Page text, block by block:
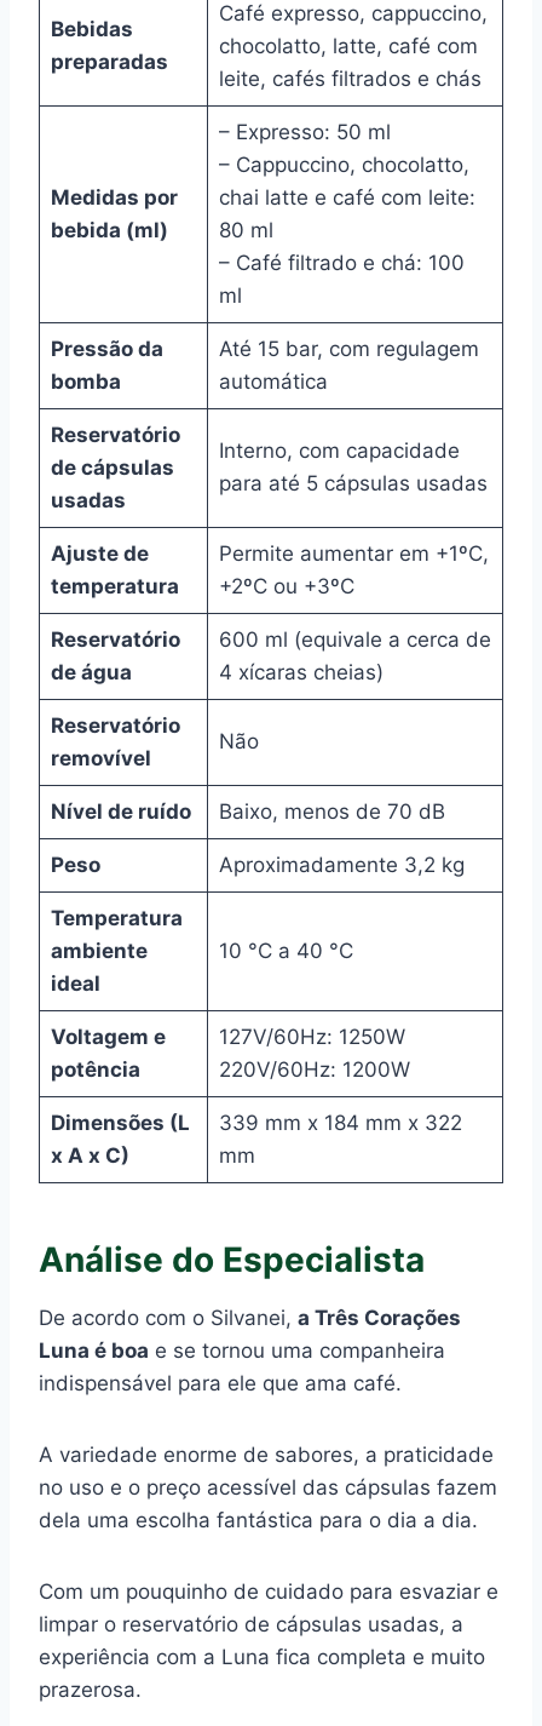
Bebidas
preparadas
Café expresso, cappuccino,
chocolatto, latte, café com
leite, cafés filtrados e chás
Medidas por
bebida (ml)
– Expresso: 50 ml
– Cappuccino, chocolatto,
chai latte e café com leite:
80 ml
– Café filtrado e chá: 100
ml
Pressão da
bomba
Até 15 bar, com regulagem
automática
Reservatório
de cápsulas
usadas
Interno, com capacidade
para até 5 cápsulas usadas
Ajuste de
temperatura
Permite aumentar em +1ºC,
+2ºC ou +3ºC
Reservatório
de água
600 ml (equivale a cerca de
4 xícaras cheias)
Reservatório
removível
Não
Nível de ruído Baixo, menos de 70 dB
Peso Aproximadamente 3,2 kg
Temperatura
ambiente
ideal
10 °C a 40 °C
Voltagem e
potência
127V/60Hz: 1250W
220V/60Hz: 1200W
Dimensões (L
x A x C)
339 mm x 184 mm x 322
mm
Análise do Especialista
De acordo com o Silvanei, a Três Corações
Luna é boa e se tornou uma companheira
indispensável para ele que ama café.
A variedade enorme de sabores, a praticidade
no uso e o preço acessível das cápsulas fazem
dela uma escolha fantástica para o dia a dia.
Com um pouquinho de cuidado para esvaziar e
limpar o reservatório de cápsulas usadas, a
experiência com a Luna fica completa e muito
prazerosa.